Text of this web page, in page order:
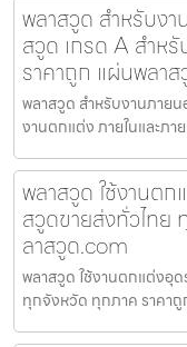
พลาสวูด สำหรับง
สวูด เกรด A สำห
ราคาถูก แผ่นพลา
พลาสวูด สำหรับงานภาย
งานตกแต่ง ภายในและภ
พลาสวูด ใช้งานต
สวูดขายส่งทั่วไทย
ลาสวูด.com
พลาสวูด ใช้งานตกแต่งอุ
ทุกจังหวัด ทุกภาค ราคา